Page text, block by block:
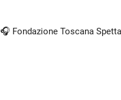
🎧 Fondazione Toscana